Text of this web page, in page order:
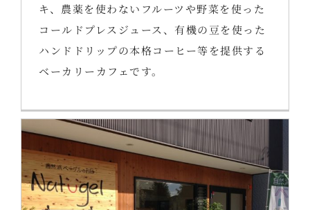
キ、農薬を使わないフルーツや野菜を使った
コールドプレスジュース、有機の豆を使った
ハンドドリップの本格コーヒー等を提供する
ベーカリーカフェです。